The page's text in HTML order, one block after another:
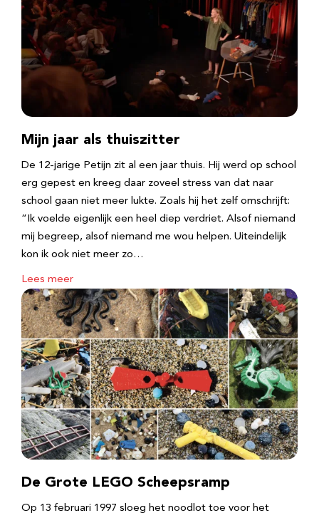
Mijn jaar als thuiszitter
De 12-jarige Petijn zit al een jaar thuis. Hij werd op school
erg gepest en kreeg daar zoveel stress van dat naar
school gaan niet meer lukte. Zoals hij het zelf omschrijft:
“Ik voelde eigenlijk een heel diep verdriet. Alsof niemand
mij begreep, alsof niemand me wou helpen. Uiteindelijk
kon ik ook niet meer zo…
Lees meer
De Grote LEGO Scheepsramp
Op 13 februari 1997 sloeg het noodlot toe voor het